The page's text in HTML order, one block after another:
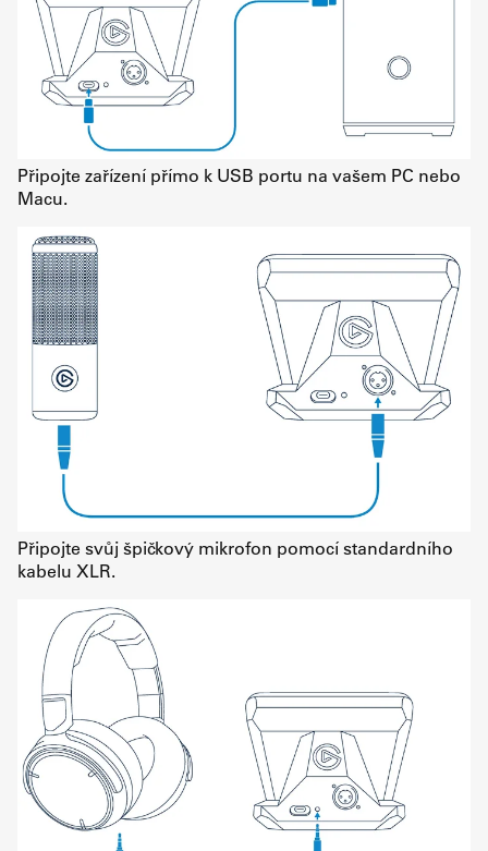
Připojte zařízení přímo k USB portu na vašem PC nebo
Macu.
Připojte svůj špičkový mikrofon pomocí standardního
kabelu XLR.